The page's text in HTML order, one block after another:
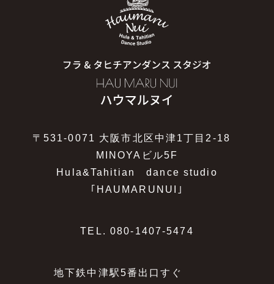
〒531-0071 大阪市北区中津1丁目2-18
MINOYAビル5F
Hula&Tahitian dance studio
｢HAUMARUNUI｣
TEL. 080-1407-5474
地下鉄中津駅5番出口すぐ